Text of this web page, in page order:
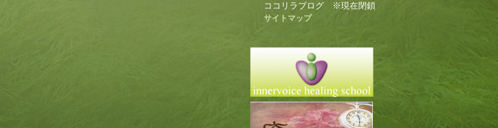
ココリラブログ ※現在閉鎖
サイトマップ